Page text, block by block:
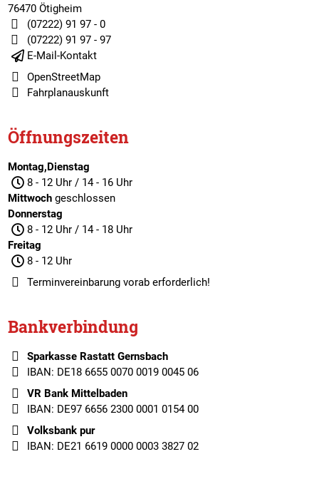
76470 Ötigheim
(07222) 91 97 - 0
(07222) 91 97 - 97
E-Mail-Kontakt
OpenStreetMap
Fahrplanauskunft
Öffnungszeiten
Montag,Dienstag
8 - 12 Uhr / 14 - 16 Uhr
Mittwochgeschlossen
Donnerstag
8 - 12 Uhr / 14 - 18 Uhr
Freitag
8 - 12 Uhr
Terminvereinbarungvorab erforderlich!
Bankverbindung
Sparkasse Rastatt Gernsbach
IBAN: DE18 6655 0070 0019 0045 06
VR Bank Mittelbaden
IBAN: DE97 6656 2300 0001 0154 00
Volksbank pur
IBAN: DE21 6619 0000 0003 3827 02